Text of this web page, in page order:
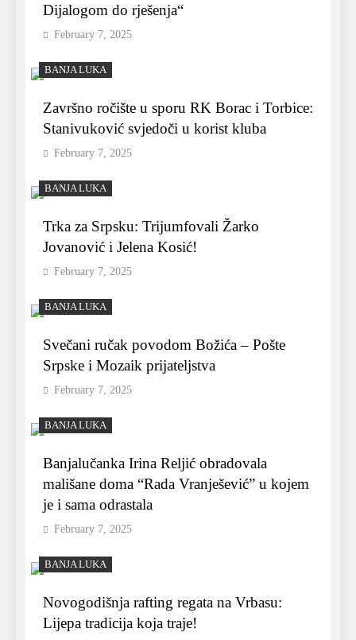
Dijalogom do rješenja“
February 7, 2025
BANJA LUKA
Završno ročište u sporu RK Borac i Torbice:
Stanivuković svjedoči u korist kluba
February 7, 2025
BANJA LUKA
Trka za Srpsku: Trijumfovali Žarko
Jovanović i Jelena Kosić!
February 7, 2025
BANJA LUKA
Svečani ručak povodom Božića – Pošte
Srpske i Mozaik prijateljstva
February 7, 2025
BANJA LUKA
Banjalučanka Irina Reljić obradovala
mališane doma “Rada Vranješević” u kojem
je i sama odrastala
February 7, 2025
BANJA LUKA
Novogodišnja rafting regata na Vrbasu:
Lijepa tradicija koja traje!